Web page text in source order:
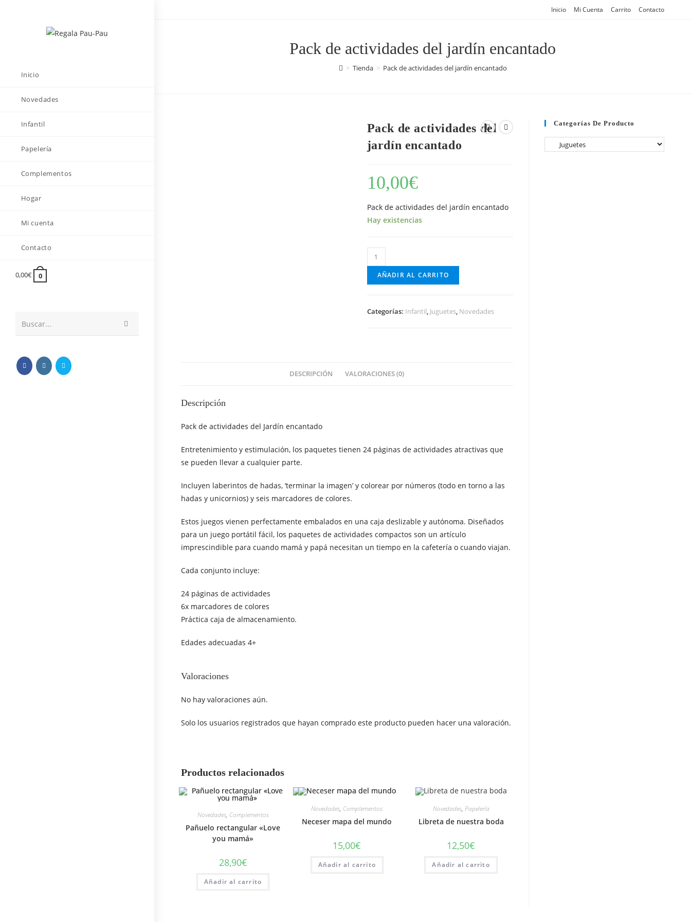
Inicio Mi Cuenta Carrito Contacto
Inicio
Novedades
Infantil
Papelería
Complementos
Hogar
Mi cuenta
Contacto
0,00€ 0
Buscar...
Pack de actividades del jardín encantado
> Tienda > Pack de actividades del jardín encantado
Pack de actividades del
jardín encantado
10,00€
Pack de actividades del jardín encantado
Hay existencias
Pack
de
actividades
encantado
AÑADIR AL CARRITO
Categorías: Infantil, Juguetes, Novedades
DESCRIPCIÓN VALORACIONES (0)
Descripción
Pack de actividades del Jardín encantado
Entretenimiento y estimulación, los paquetes tienen 24 páginas de actividades atractivas que
se pueden llevar a cualquier parte.
Incluyen laberintos de hadas, ‘terminar la imagen’ y colorear por números (todo en torno a las
hadas y unicornios) y seis marcadores de colores.
Estos juegos vienen perfectamente embalados en una caja deslizable y autónoma. Diseñados
para un juego portátil fácil, los paquetes de actividades compactos son un artículo
imprescindible para cuando mamá y papá necesitan un tiempo en la cafetería o cuando viajan.
Cada conjunto incluye:
24 páginas de actividades
6x marcadores de colores
Práctica caja de almacenamiento.
Edades adecuadas 4+
Valoraciones
No hay valoraciones aún.
Solo los usuarios registrados que hayan comprado este producto pueden hacer una valoración.
Productos relacionados
Novedades, Complementos
Pañuelo rectangular «Love
you mamá»
28,90€
Añadir al carrito
Novedades, Complementos
Neceser mapa del mundo
15,00€
Añadir al carrito
Novedades, Papelería
Libreta de nuestra boda
12,50€
Añadir al carrito
Categorías De Producto